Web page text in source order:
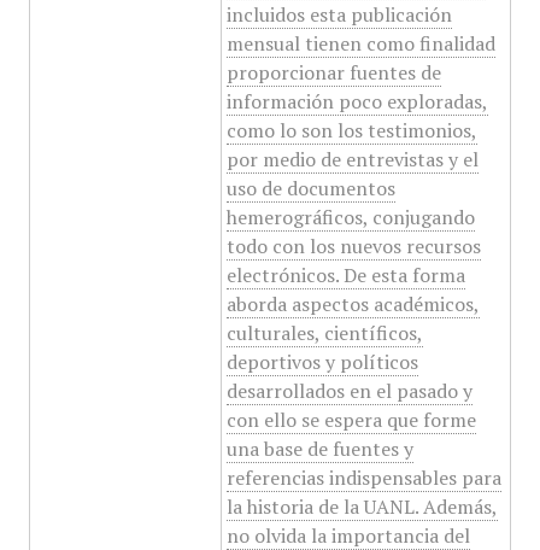
incluidos esta publicación
mensual tienen como finalidad
proporcionar fuentes de
información poco exploradas,
como lo son los testimonios,
por medio de entrevistas y el
uso de documentos
hemerográficos, conjugando
todo con los nuevos recursos
electrónicos. De esta forma
aborda aspectos académicos,
culturales, científicos,
deportivos y políticos
desarrollados en el pasado y
con ello se espera que forme
una base de fuentes y
referencias indispensables para
la historia de la UANL. Además,
no olvida la importancia del